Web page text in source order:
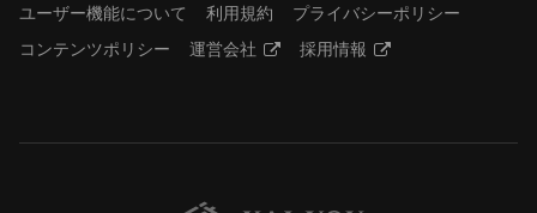
ユーザー機能について
利用規約
プライバシーポリシー
コンテンツポリシー
運営会社 採用情報